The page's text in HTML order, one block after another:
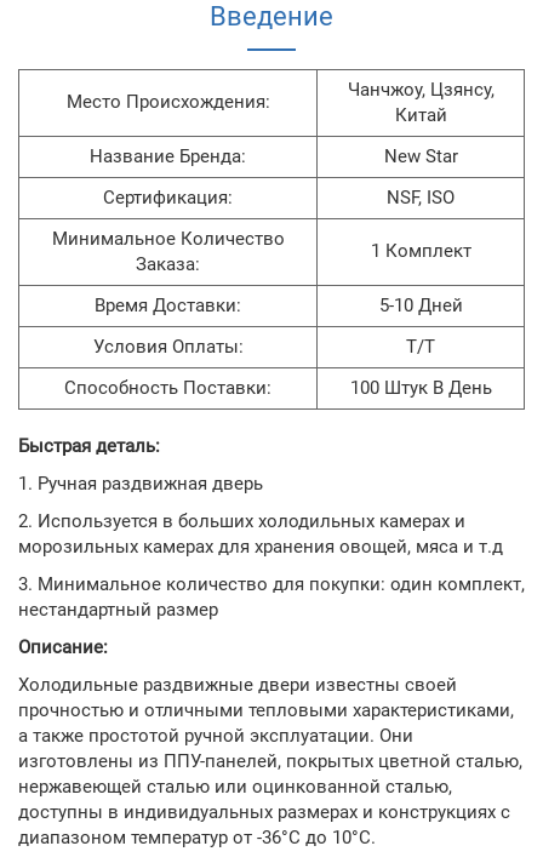
Введение
Место Происхождения:
Чанчжоу, Цзянсу,
Китай
Название Бренда:
New Star
Сертификация:
NSF, ISO
Минимальное Количество
Заказа:
1 Комплект
Время Доставки:
5-10 Дней
Условия Оплаты:
T/T
Способность Поставки:
100 Штук В День
Быстрая деталь:
1. Ручная раздвижная дверь
2. Используется в больших холодильных камерах и
морозильных камерах для хранения овощей, мяса и т.д
3. Минимальное количество для покупки: один комплект,
нестандартный размер
Описание:
Холодильные раздвижные двери известны своей
прочностью и отличными тепловыми характеристиками,
а также простотой ручной эксплуатации. Они
изготовлены из ППУ-панелей, покрытых цветной сталью,
нержавеющей сталью или оцинкованной сталью,
доступны в индивидуальных размерах и конструкциях с
диапазоном температур от -36°C до 10°C.